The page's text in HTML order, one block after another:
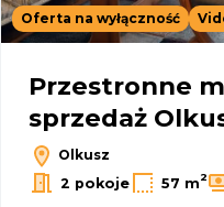
Oferta na wyłączność
Przestronne
sprzedaż
Olkusz
2 pokoje
57 m2